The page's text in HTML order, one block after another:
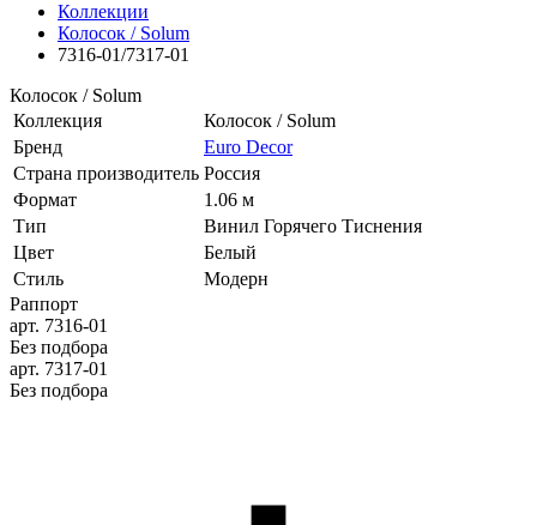
Коллекции
Колосок / Solum
7316-01/7317-01
Колосок / Solum
Коллекция
Колосок / Solum
Бренд
Euro Decor
Страна производитель Россия
Формат
1.06 м
Тип
Винил Горячего Тиснения
Цвет
Белый
Стиль
Модерн
Раппорт
арт. 7316-01
Без подбора
арт. 7317-01
Без подбора